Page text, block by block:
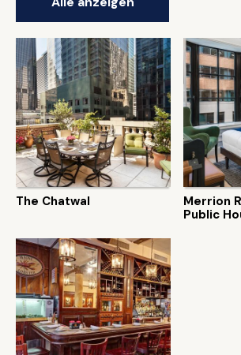
The Chatwal
Merrion
Public